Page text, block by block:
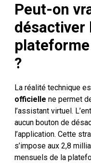
Peut-on
désactiver
?
La réalité technique
officielle ne permet
l’assistant virtuel.
aucun bouton de
l’application. Cette
s’impose aux 2,8
mensuels de la